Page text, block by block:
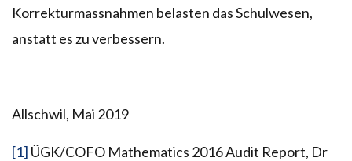
Korrekturmassnahmen belasten das Schulwesen,
anstatt es zu verbessern.
Allschwil, Mai 2019
[1] ÜGK/COFO Mathematics 2016 Audit Report, Dr